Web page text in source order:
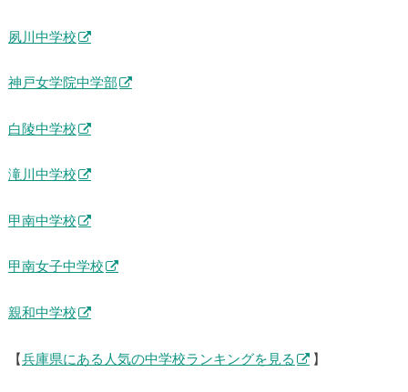
夙川中学校
神戸女学院中学部
白陵中学校
滝川中学校
甲南中学校
甲南女子中学校
親和中学校
【 兵庫県にある人気の中学校ランキングを見る 】